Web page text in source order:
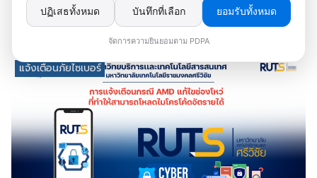
Read more
แจ้งเตือนภัยไซเบอร์
ปฏิเสธทั้งหมด บันทึกที่เลือก ยอมรับทั้งหมด
จัดการความยินยอมตาม PDPA